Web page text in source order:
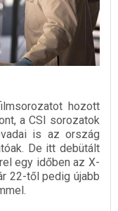
hozott
a CSI sorozatok
is az ország
De itt debütált
egy időben az X-
22-től pedig újabb